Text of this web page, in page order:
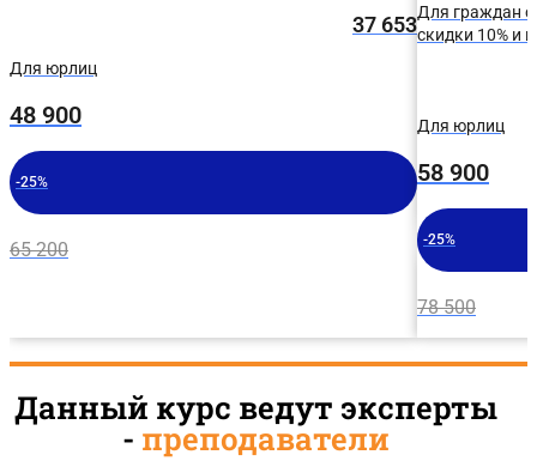
37 653
Для юрлиц
48 900
-25%
65 200
Для граждан с
скидки 10% и
Для юрлиц
58 900
-25%
78 500
Данный курс ведут эксперты
- преподаватели